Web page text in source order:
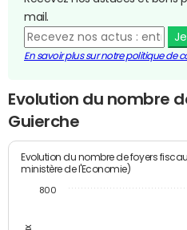
mail.
En savoir plus sur notre politique de
Evolution du nombre
Guierche
Evolution du nombre de foyers
ministère de l'Economie)
800